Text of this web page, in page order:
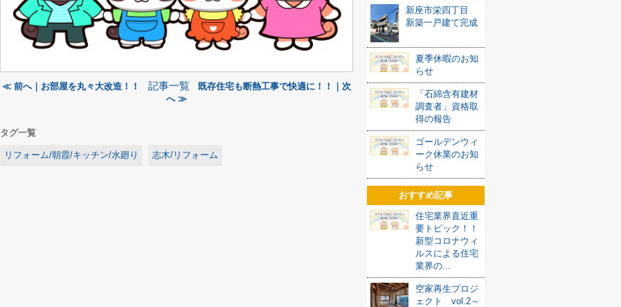
≪ 前へ｜お部屋を丸々大改造！！ 記事一覧
既存住宅も断熱工事で快適に！！｜次
へ ≫
タグ一覧
リフォーム/朝霞/キッチン/水廻り 志木/リフォーム
新座市栄四丁目
新築一戸建て完成
夏季休暇のお知
らせ
「石綿含有建材
調査者」資格取
得の報告
ゴールデンウィ
ーク休業のお知
らせ
おすすめ記事
住宅業界直近重
要トピック！！
新型コロナウィ
ルスによる住宅
業界の...
空家再生プロジ
ェクト vol.2～